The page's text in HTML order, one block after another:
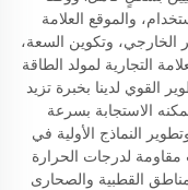
والموقع العلامة
الخارجي، وتكوين السعة،
التجارية لمولد الطاقة
القوي لدينا بخبرة تزيد
الاستجابة بسرعة
النماذج الأولية في
لدرجات الحرارة
القطبية والصحارى